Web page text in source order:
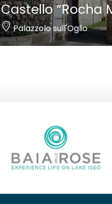
Castello “Rocha
Palazzolo sull'Oglio